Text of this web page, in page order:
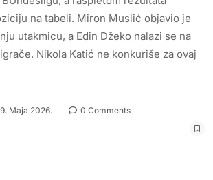
na tabeli. Miron Muslić objavio je
utakmicu, a Edin Džeko nalazi se na
Nikola Katić ne konkuriše za ovaj
9. Maja 2026.
0 Comments